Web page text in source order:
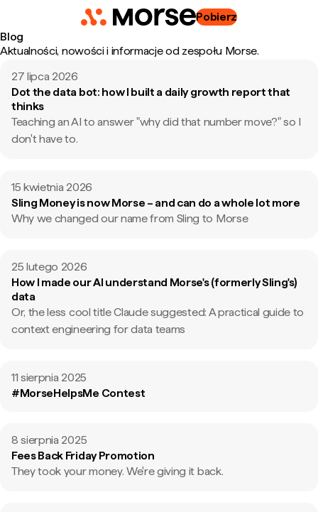
Pobierz
Blog
Aktualności, nowości i informacje od zespołu Morse.
27 lipca 2026
Dot the data bot: how I built a daily growth report that
thinks
Teaching an AI to answer "why did that number move?" so I
don't have to.
15 kwietnia 2026
Sling Money is now Morse – and can do a whole lot more
Why we changed our name from Sling to Morse
25 lutego 2026
How I made our AI understand Morse's (formerly Sling's)
data
Or, the less cool title Claude suggested: A practical guide to
context engineering for data teams
11 sierpnia 2025
#MorseHelpsMe Contest
8 sierpnia 2025
Fees Back Friday Promotion
They took your money. We're giving it back.